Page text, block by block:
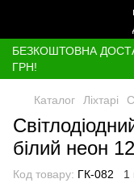
БЕЗКОШТОВНА
ГРН!
Каталог Ліхтарі
білий неон
Код товару: ГК-082 1